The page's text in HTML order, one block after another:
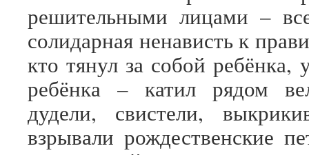
решительными лицами –
солидарная ненависть к
кто тянул за собой ребёнка,
ребёнка – катил рядом
дудели, свистели,
взрывали рождественские